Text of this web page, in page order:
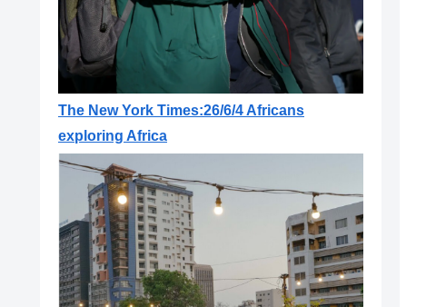
The New York Times:26/6/4 Africans
exploring Africa